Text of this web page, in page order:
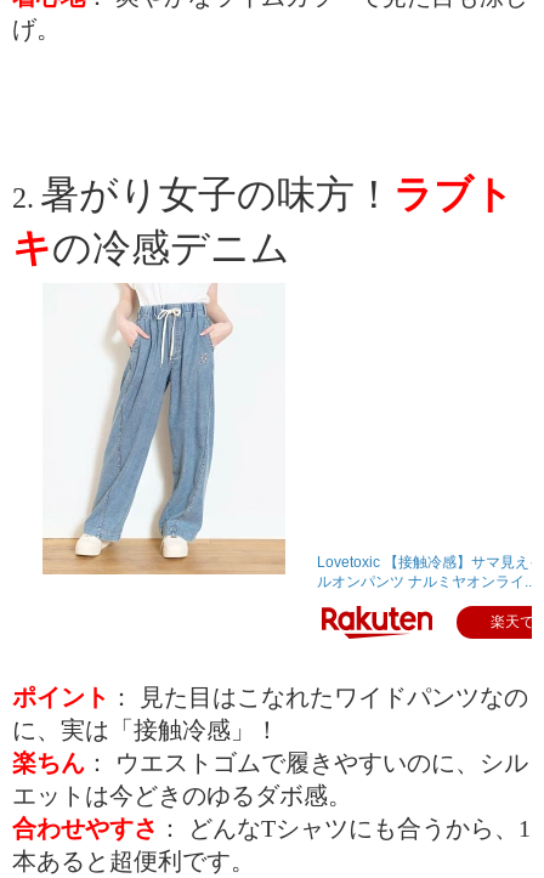
げ。
2. 暑がり女子の味方！ ラブト
キの冷感デニム
Lovetoxic 【接触冷感】サマ見え
ルオンパンツ ナルミヤオンライ...
楽天で
ポイント ： 見た目はこなれたワイドパンツなの
に、実は「接触冷感」！
楽ちん ： ウエストゴムで履きやすいのに、シル
エットは今どきのゆるダボ感。
合わせやすさ ： どんなTシャツにも合うから、1
本あると超便利です。